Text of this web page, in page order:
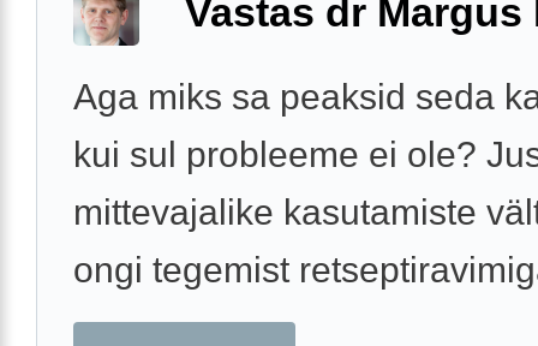
Vastas dr Margus
Aga miks sa peaksid seda
kui sul probleeme ei ole?
mittevajalike kasutamiste
ongi tegemist